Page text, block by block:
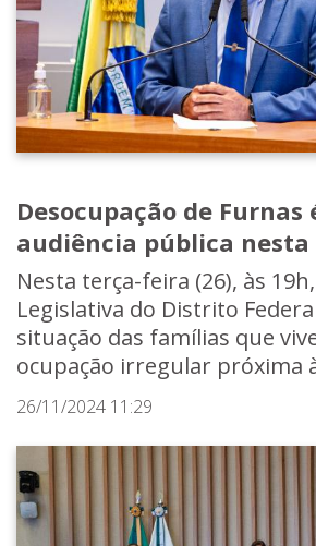
Desocupação de Furnas
audiência pública nesta
Nesta terça-feira (26), às
Legislativa do Distrito
situação das famílias que
ocupação irregular próxima à
26/11/2024 11:29